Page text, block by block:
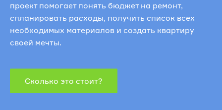
проект помогает понять бюджет на ремонт,
спланировать расходы, получить список всех
необходимых материалов и создать квартиру
своей мечты.
Сколько это стоит?